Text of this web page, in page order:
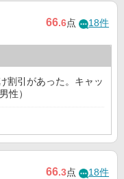
66.6点 18件
割引があった。キャッ
性）
66.3点 18件